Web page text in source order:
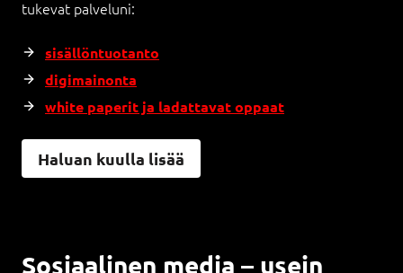
tukevat palveluni:
sisällöntuotanto
digimainonta
white paperit ja ladattavat oppaat
Haluan kuulla lisää
Sosiaalinen media – usein